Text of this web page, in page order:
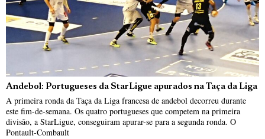
Andebol: Portugueses da StarLigue apurados na Taça da Liga
A primeira ronda da Taça da Liga francesa de andebol decorreu durante
este fim-de-semana. Os quatro portugueses que competem na primeira
divisão, a StarLigue, conseguiram apurar-se para a segunda ronda. O
Pontault-Combault